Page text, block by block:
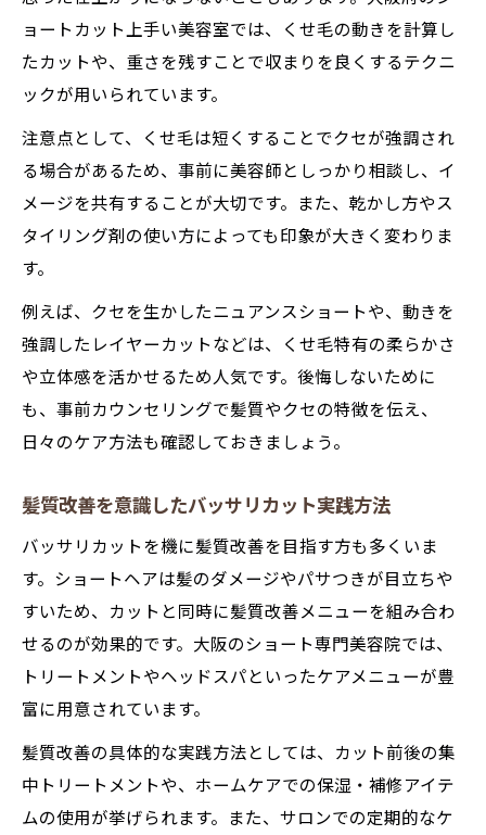
バッサリカット後の後悔を防ぐポイントまとめ
バッサリカット直後にありがちな後悔と対
ポイント
バッサリカット後のスタイリングとメンテ
ナンス術
バッサリカット経験者のリアルな失敗談と
学び
50代にも似合うバッサリカットのポイント
白髪や髪質悩みも解決できるバッサリカッ
ト術
大人世代のためのショート 上手い 美容室選
び
扱いやすさ重視のバッサリカットとその魅
ショートカットで自信を持てる変身術
バッサリカットで自信を高める仕上がりの
ョートカット上手い美容室では、くせ毛の動きを計算し
たカットや、重さを残すことで収まりを良くするテクニ
ックが用いられています。
注意点として、くせ毛は短くすることでクセが強調され
る場合があるため、事前に美容師としっかり相談し、イ
メージを共有することが大切です。また、乾かし方やス
タイリング剤の使い方によっても印象が大きく変わりま
す。
例えば、クセを生かしたニュアンスショートや、動きを
強調したレイヤーカットなどは、くせ毛特有の柔らかさ
や立体感を活かせるため人気です。後悔しないために
も、事前カウンセリングで髪質やクセの特徴を伝え、
日々のケア方法も確認しておきましょう。
髪質改善を意識したバッサリカット実践方法
バッサリカットを機に髪質改善を目指す方も多くいま
す。ショートヘアは髪のダメージやパサつきが目立ちや
すいため、カットと同時に髪質改善メニューを組み合わ
せるのが効果的です。大阪のショート専門美容院では、
トリートメントやヘッドスパといったケアメニューが豊
富に用意されています。
髪質改善の具体的な実践方法としては、カット前後の集
中トリートメントや、ホームケアでの保湿・補修アイテ
ムの使用が挙げられます。また、サロンでの定期的なケ